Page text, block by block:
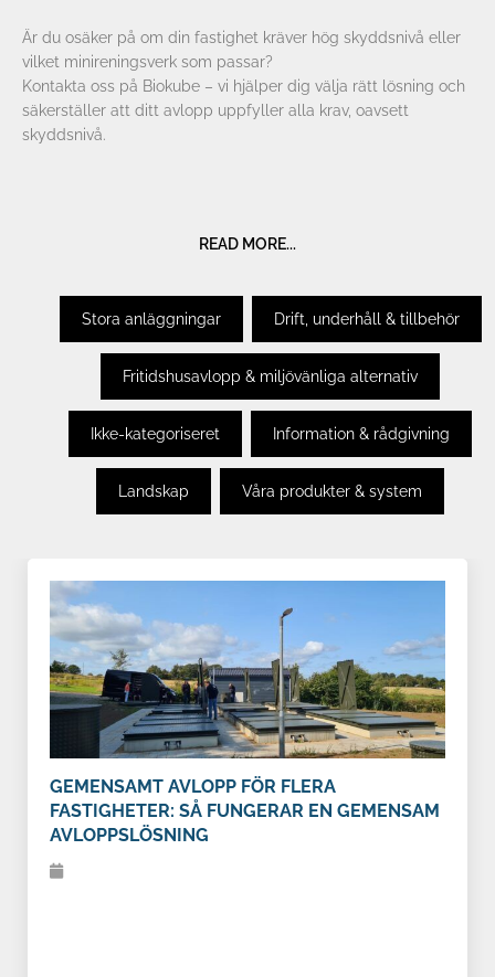
Är du osäker på om din fastighet kräver hög skyddsnivå eller
vilket minireningsverk som passar?
Kontakta oss på Biokube – vi hjälper dig välja rätt lösning och
säkerställer att ditt avlopp uppfyller alla krav, oavsett
skyddsnivå.
READ MORE...
Stora anläggningar Drift, underhåll & tillbehör
Fritidshusavlopp & miljövänliga alternativ
Ikke-kategoriseret Information & rådgivning
Landskap Våra produkter & system
GEMENSAMT AVLOPP FÖR FLERA
FASTIGHETER: SÅ FUNGERAR EN GEMENSAM
AVLOPPSLÖSNING